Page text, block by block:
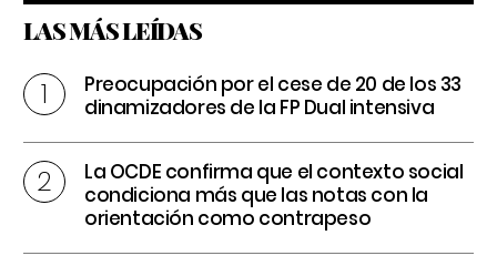
LAS MÁS LEÍDAS
Preocupación por el cese de 20 de los 33
dinamizadores de la FP Dual intensiva
La OCDE confirma que el contexto social
condiciona más que las notas con la
orientación como contrapeso